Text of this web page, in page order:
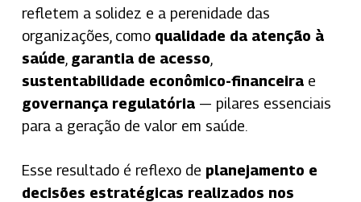
refletem a solidez e a perenidade das
organizações, como qualidade da atenção à
saúde garantia de acesso
sustentabilidade econômico-financeira e
governança regulatória — pilares essenciais
para a geração de valor em saúde.
Esse resultado é reflexo de planejamento e
decisões estratégicas realizados nos